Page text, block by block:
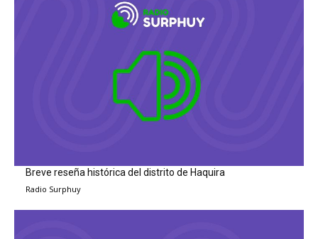
Breve reseña histórica del distrito de Haquira
Radio Surphuy